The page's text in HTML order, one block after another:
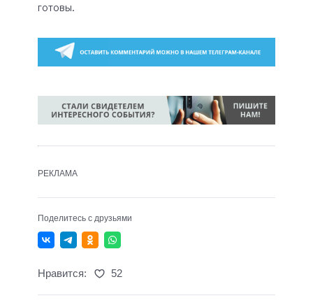
готовы.
РЕКЛАМА
Поделитесь с друзьями
Нравится: 52